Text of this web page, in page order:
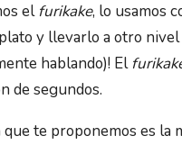
el furikake, lo usamos
y llevarlo a otro nivel
hablando)! El
de segundos.
que te proponemos es la